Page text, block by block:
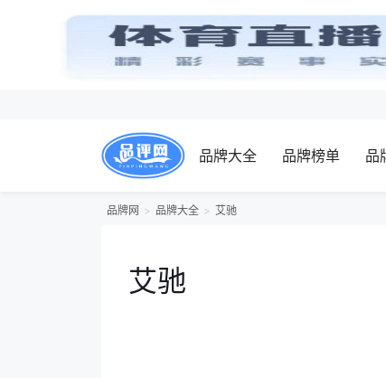
品牌大全 品牌榜单 品
品牌网 品牌大全 艾驰
艾驰